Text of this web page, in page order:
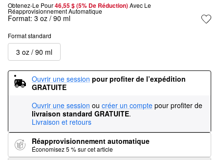
Obtenez-Le Pour46,55 $ (5% De Réduction) Avec Le
Réapprovisionnement Automatique
Format: 3 oz / 90 ml
Format standard
3 oz / 90 ml
Ouvrir une session pour profiter de l’expédition
GRATUITE
Ouvrir une session ou créer un compte pour profiter de
livraison standard GRATUITE.
Livraison et retours
Réapprovisionnement automatique
Économisez 5 % sur cet article